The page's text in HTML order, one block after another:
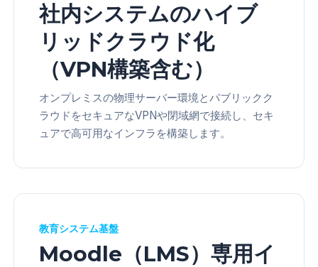
社内システムのハイブ
リッドクラウド化
（VPN構築含む）
オンプレミスの物理サーバー環境とパブリックク
ラウドをセキュアなVPNや閉域網で接続し、セキ
ュアで高可用なインフラを構築します。
教育システム基盤
Moodle（LMS）専用イ